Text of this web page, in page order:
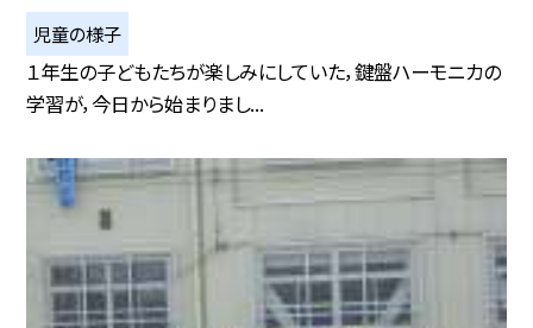
児童の様子
１年生の子どもたちが楽しみにしていた，鍵盤ハーモニカの
学習が，今日から始まりまし...